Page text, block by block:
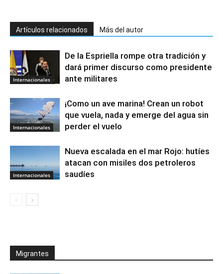
Artículos relacionados Más del autor
Internacionales
De la Espriella rompe otra tradición y
dará primer discurso como presidente
ante militares
Internacionales
¡Como un ave marina! Crean un robot
que vuela, nada y emerge del agua sin
perder el vuelo
Internacionales
Nueva escalada en el mar Rojo: hutíes
atacan con misiles dos petroleros
saudíes
Migrantes